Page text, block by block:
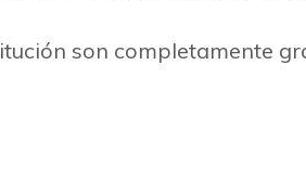
son completamente